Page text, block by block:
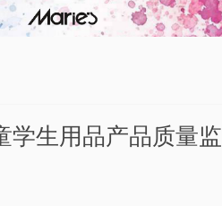
学生用品产品质量监